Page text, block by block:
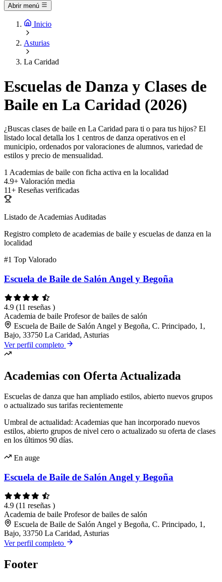
Abrir menú
Inicio
Asturias
La Caridad
Escuelas de Danza y Clases de
Baile en La Caridad (2026)
¿Buscas clases de baile en La Caridad para ti o para tus hijos? El
listado local detalla los 1 centros de danza operativos en el
municipio, ordenados por valoraciones de alumnos, variedad de
estilos y precio de mensualidad.
1 Academias de baile con ficha activa en la localidad
4.9+ Valoración media
11+ Reseñas verificadas
Listado de Academias Auditadas
Registro completo de academias de baile y escuelas de danza en la
localidad
#1 Top Valorado
Escuela de Baile de Salón Angel y Begoña
4.9 (11 reseñas )
Academia de baile Profesor de bailes de salón
Escuela de Baile de Salón Angel y Begoña, C. Principado, 1,
Bajo, 33750 La Caridad, Asturias
Ver perfil completo
Academias con Oferta Actualizada
Escuelas de danza que han ampliado estilos, abierto nuevos grupos
o actualizado sus tarifas recientemente
Umbral de actualidad: Academias que han incorporado nuevos
estilos, abierto grupos de nivel cero o actualizado su oferta de clases
en los últimos 90 días.
En auge
Escuela de Baile de Salón Angel y Begoña
4.9 (11 reseñas )
Academia de baile Profesor de bailes de salón
Escuela de Baile de Salón Angel y Begoña, C. Principado, 1,
Bajo, 33750 La Caridad, Asturias
Ver perfil completo
Footer